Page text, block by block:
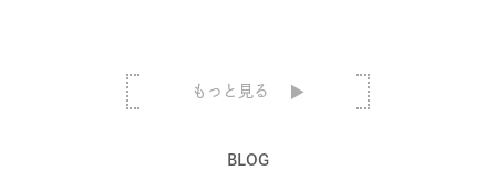
もっと見る
BLOG